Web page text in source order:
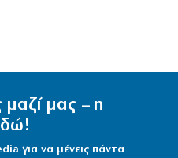
μαζί μας – η
για να μένεις πάντα